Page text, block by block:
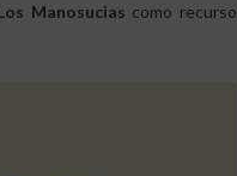
Manosucias como recurso